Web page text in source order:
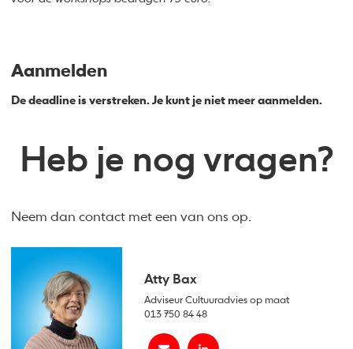
Aanmelden
De deadline is verstreken. Je kunt je niet meer aanmelden.
Heb je nog vragen?
Neem dan contact met een van ons op.
Atty Bax
Adviseur Cultuuradvies op maat
013 750 84 48